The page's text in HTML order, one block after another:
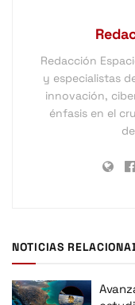
Redacción
y especialistas
innovación,
énfasis en el
NOTICIAS